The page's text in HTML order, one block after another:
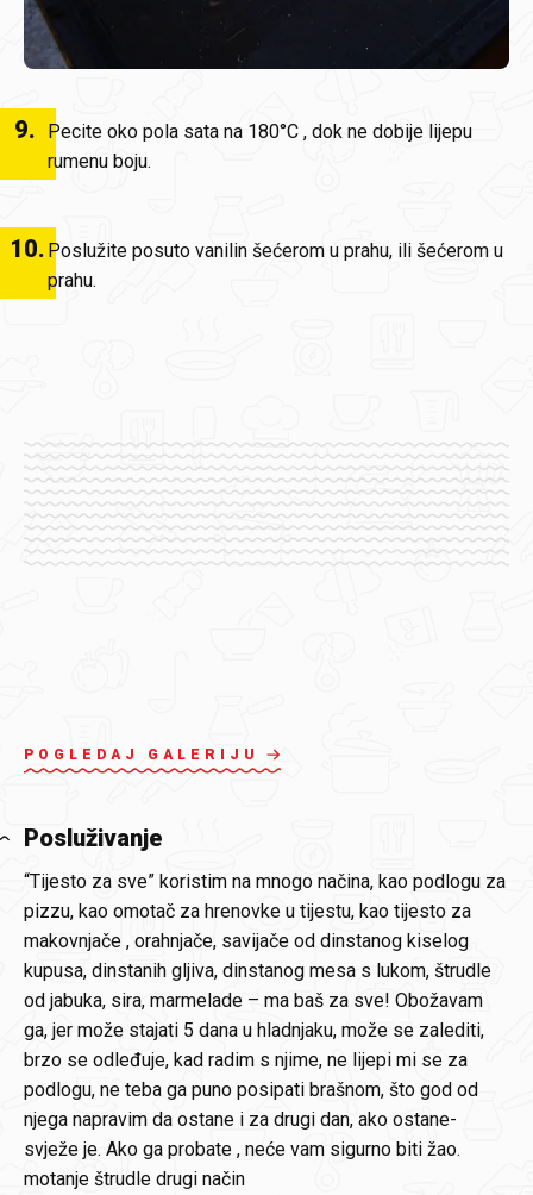
9.
Pecite oko pola sata na 180°C , dok ne dobije lijepu
rumenu boju.
10. Poslužite posuto vanilin šećerom u prahu, ili šećerom u
prahu.
POGLEDAJ GALERIJU
Posluživanje
“Tijesto za sve” koristim na mnogo načina, kao podlogu za
pizzu, kao omotač za hrenovke u tijestu, kao tijesto za
makovnjače , orahnjače, savijače od dinstanog kiselog
kupusa, dinstanih gljiva, dinstanog mesa s lukom, štrudle
od jabuka, sira, marmelade – ma baš za sve! Obožavam
ga, jer može stajati 5 dana u hladnjaku, može se zalediti,
brzo se odleđuje, kad radim s njime, ne lijepi mi se za
podlogu, ne teba ga puno posipati brašnom, što god od
njega napravim da ostane i za drugi dan, ako ostane-
svježe je. Ako ga probate , neće vam sigurno biti žao.
motanje štrudle drugi način